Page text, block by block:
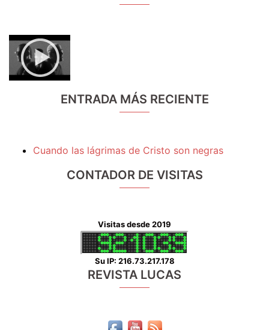
ENTRADA MÁS RECIENTE
Cuando las lágrimas de Cristo son negras
CONTADOR DE VISITAS
Visitas desde 2019
Su IP: 216.73.217.178
REVISTA LUCAS